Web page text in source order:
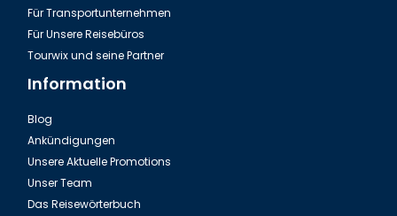
Für Transportunternehmen
Für Unsere Reisebüros
Tourwix und seine Partner
Information
Blog
Ankündigungen
Unsere Aktuelle Promotions
Unser Team
Das Reisewörterbuch